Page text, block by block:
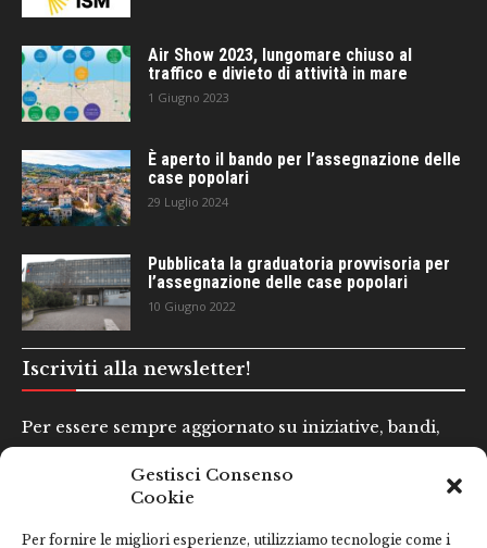
Gestisci Consenso
Cookie
Per fornire le migliori esperienze, utilizziamo tecnologie come i
Air Show 2023, lungomare chiuso al
traffico e divieto di attività in mare
1 Giugno 2023
È aperto il bando per l’assegnazione delle
case popolari
29 Luglio 2024
Pubblicata la graduatoria provvisoria per
l’assegnazione delle case popolari
10 Giugno 2022
Iscriviti alla newsletter!
Per essere sempre aggiornato su iniziative, bandi,